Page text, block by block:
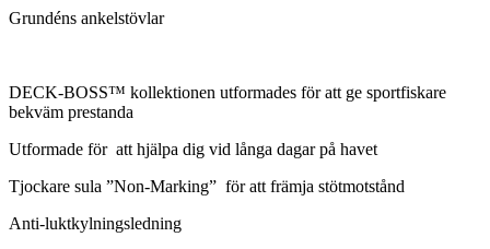
Grundéns ankelstövlar
DECK-BOSS™ kollektionen utformades för att ge sportfiskare
bekväm prestanda
Utformade för att hjälpa dig vid långa dagar på havet
Tjockare sula ”Non-Marking” för att främja stötmotstånd
Anti-luktkylningsledning